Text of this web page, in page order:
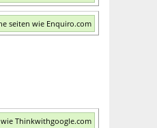
seiten wie Enquiro.com
Thinkwithgoogle.com